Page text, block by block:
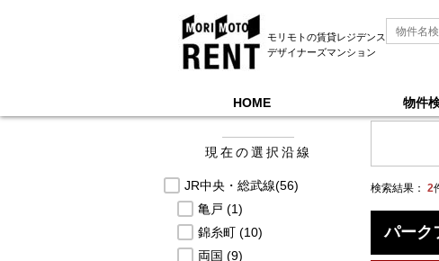
モリモトの賃貸レジデンス
デザイナーズマンション
HOME 物件
モリモトレントTOP ＞ 募集中物件一覧, JR中央・総武
検索結果： 2
パーク
現在の選択沿線
JR中央・総武線(56)
亀戸 (1)
錦糸町 (10)
両国 (9)